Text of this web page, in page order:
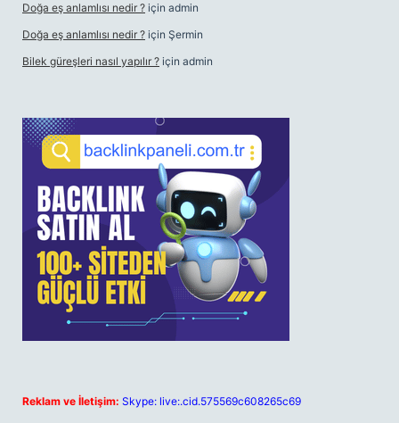
Doğa eş anlamlısı nedir ? için admin
Doğa eş anlamlısı nedir ? için Şermin
Bilek güreşleri nasıl yapılır ? için admin
Reklam ve İletişim: Skype: live:.cid.575569c608265c69